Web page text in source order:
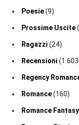
Poesie(9)
Prossime Uscite
Ragazzi (24)
Recensioni
Regency
Romance(160)
Romance Fantasy